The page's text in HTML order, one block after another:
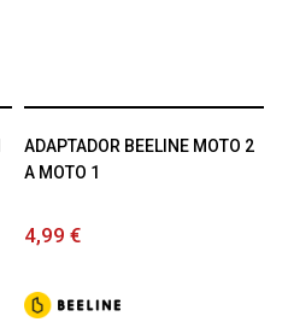
ADAPTADOR BEELINE MOTO 2
A MOTO 1
4,99 €